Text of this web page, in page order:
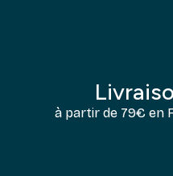
à partir de 79€ en